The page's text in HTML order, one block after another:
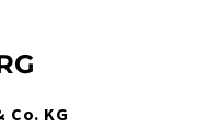
Co. KG